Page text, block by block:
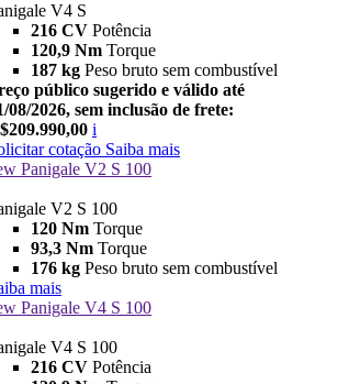
V4 S
216 CV Potência
120,9 Nm Torque
187 kg Peso bruto sem combustível
público sugerido e válido até
08/2026, sem inclusão de frete:
i
cotação Saiba mais
Panigale V2 S 100
V2 S 100
120 Nm Torque
93,3 Nm Torque
176 kg Peso bruto sem combustível
mais
Panigale V4 S 100
V4 S 100
216 CV Potência